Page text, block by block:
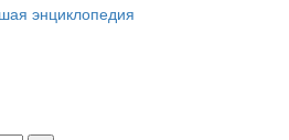
энциклопедия